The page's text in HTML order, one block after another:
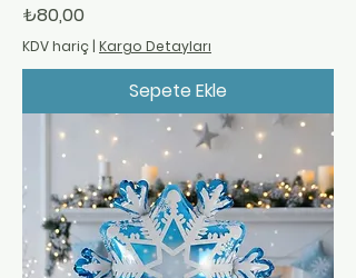
Fiyat
₺80,00
KDV hariç | Kargo Detayları
Sepete Ekle